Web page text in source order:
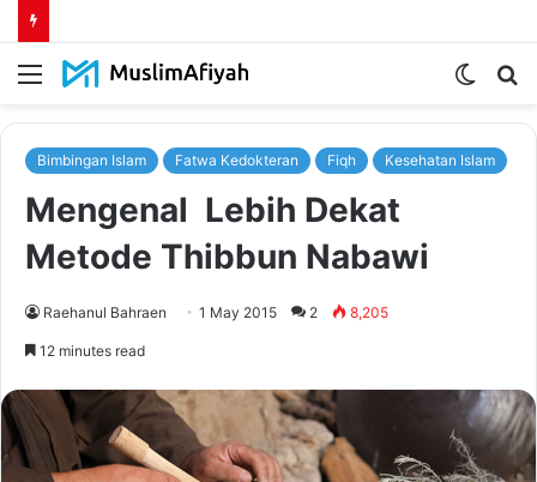
Menu
Switch
Bimbingan Islam Fatwa Kedokteran Fiqh Kesehatan Islam
Mengenal Lebih Dekat
Metode Thibbun Nabawi
Raehanul Bahraen 1 May 2015 2 8,205
12 minutes read